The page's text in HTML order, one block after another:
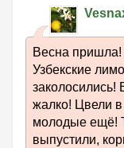
Весна пришла!
Узбекские
заколосились!
жалко! Цвели
молодые ещё!
выпустили,